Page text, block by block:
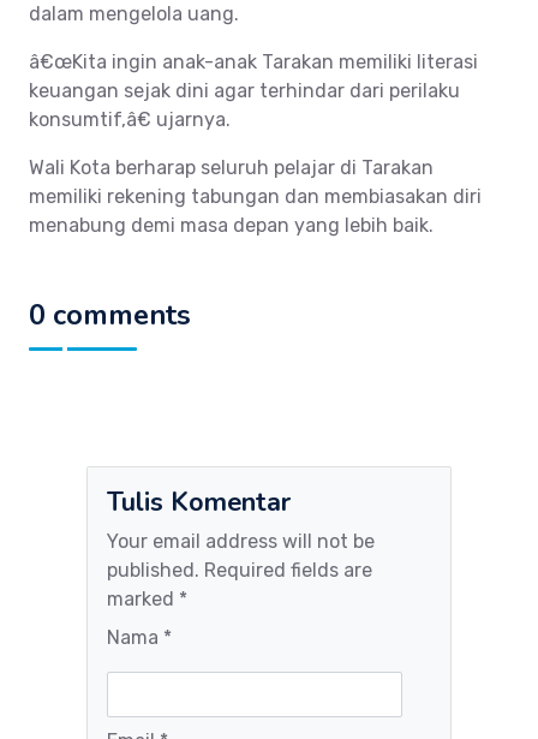
dalam mengelola uang.
â€œKita ingin anak-anak Tarakan memiliki literasi
keuangan sejak dini agar terhindar dari perilaku
konsumtif,â€ ujarnya.
Wali Kota berharap seluruh pelajar di Tarakan
memiliki rekening tabungan dan membiasakan diri
menabung demi masa depan yang lebih baik.
0 comments
Tulis Komentar
Your email address will not be
published. Required fields are
marked *
Nama *